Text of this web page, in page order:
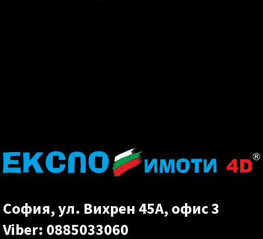
София, ул. Вихрен 45А, офис 3
Viber: 0885033060